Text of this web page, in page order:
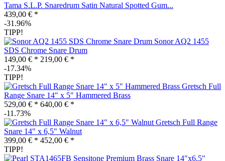
Tama S.L.P. Snaredrum Satin Natural Spotted Gum...
439,00 € *
-31.96%
TIPP!
Sonor AQ2 1455
SDS Chrome Snare Drum
149,00 € * 219,00 € *
-17.34%
TIPP!
Gretsch Full
Range Snare 14" x 5" Hammered Brass
529,00 € * 640,00 € *
-11.73%
Gretsch Full Range
Snare 14" x 6,5" Walnut
399,00 € * 452,00 € *
TIPP!